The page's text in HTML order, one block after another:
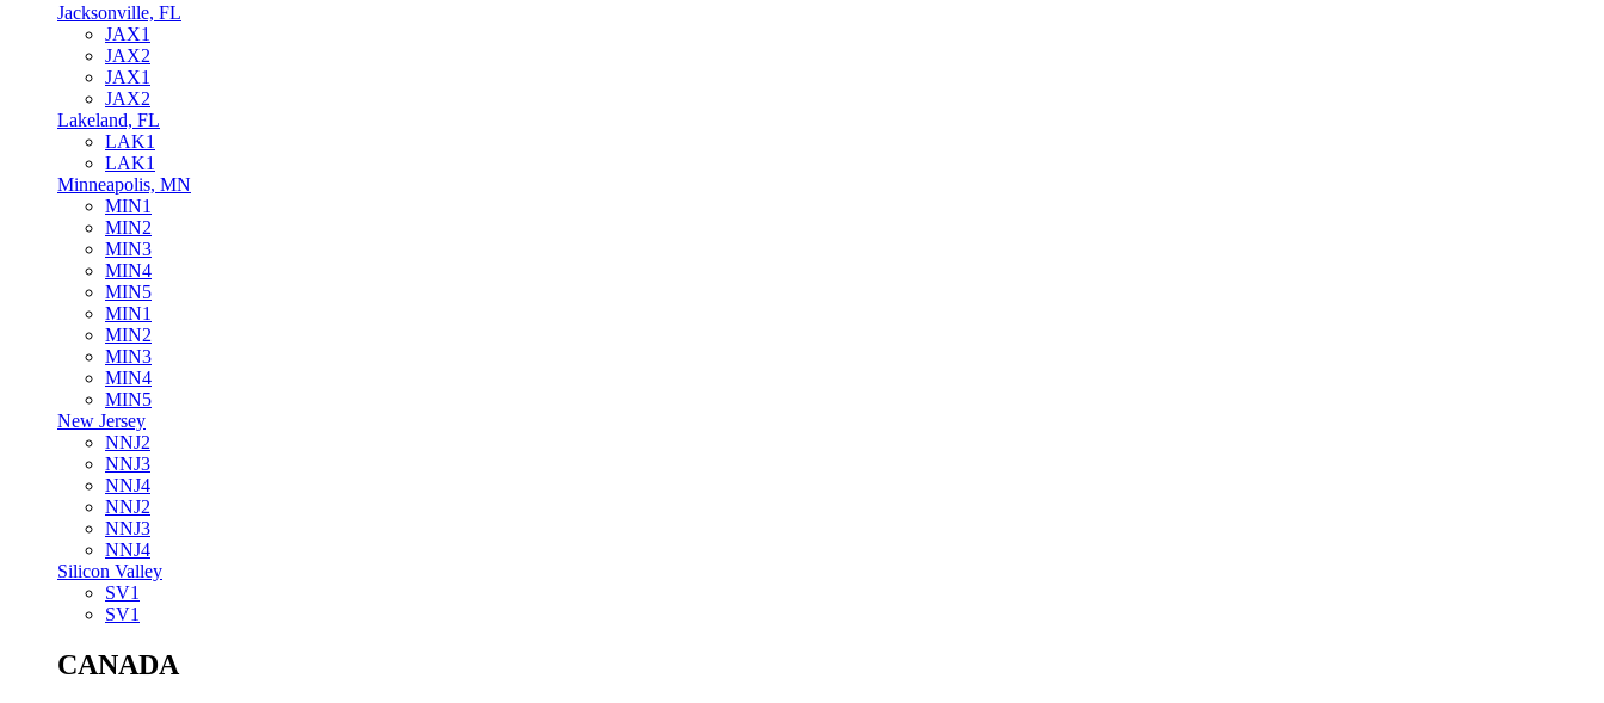
Jacksonville, FL
JAX1
JAX2
JAX1
JAX2
Lakeland, FL
LAK1
LAK1
Minneapolis, MN
MIN1
MIN2
MIN3
MIN4
MIN5
MIN1
MIN2
MIN3
MIN4
MIN5
New Jersey
NNJ2
NNJ3
NNJ4
NNJ2
NNJ3
NNJ4
Silicon Valley
SV1
SV1
CANADA